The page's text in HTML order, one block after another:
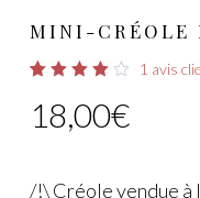
MINI-CRÉOLE
4.00
sur 5
client
1 avis
18,00€
/!\ Créole vendue à